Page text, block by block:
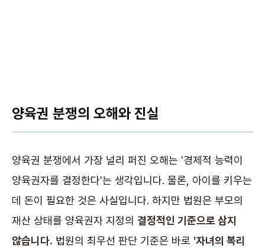
양육권 분쟁의 오해와 진실
양육권 분쟁에서 가장 널리 퍼진 오해는 '경제적 능력이
양육권자를 결정한다'는 생각입니다. 물론, 아이를 키우는
데 돈이 필요한 것은 사실입니다. 하지만 법원은 부모의
재산 상태를 양육권자 지정의 결정적인 기준으로 삼지
않습니다. 법원의 최우선 판단 기준은 바로 '자녀의 복리